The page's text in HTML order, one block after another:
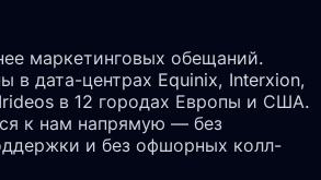
маркетинговых обещаний.
в дата-центрах Equinix, Interxion,
в 12 городах Европы и США.
к нам напрямую — без
и без офшорных колл-